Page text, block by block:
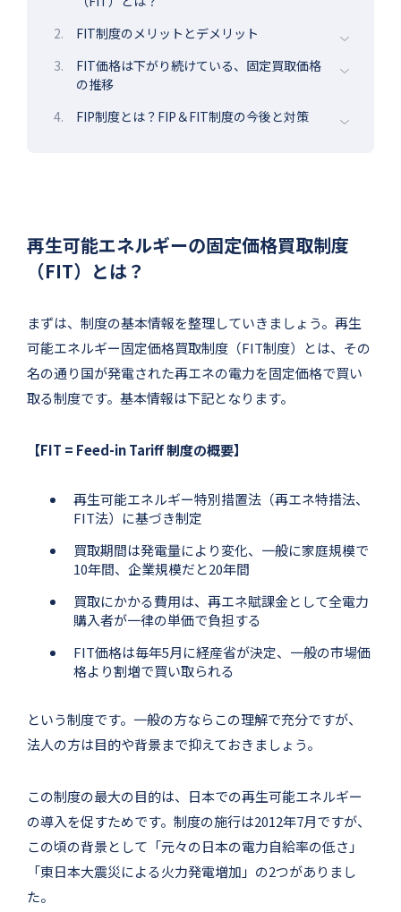
2.
FIT制度のメリットとデメリット
3.
FIT価格は下がり続けている、固定買取価格
の推移
4.
FIP制度とは？FIP＆FIT制度の今後と対策
再生可能エネルギーの固定価格買取制度
（FIT）とは？
まずは、制度の基本情報を整理していきましょう。再生
可能エネルギー固定価格買取制度（FIT制度）とは、その
名の通り国が発電された再エネの電力を固定価格で買い
取る制度です。基本情報は下記となります。
【FIT = Feed-in Tariff 制度の概要】
再生可能エネルギー特別措置法（再エネ特措法、
FIT法）に基づき制定
買取期間は発電量により変化、一般に家庭規模で
10年間、企業規模だと20年間
買取にかかる費用は、再エネ賦課金として全電力
購入者が一律の単価で負担する
FIT価格は毎年5月に経産省が決定、一般の市場価
格より割増で買い取られる
という制度です。一般の方ならこの理解で充分ですが、
法人の方は目的や背景まで抑えておきましょう。
この制度の最大の目的は、日本での再生可能エネルギー
の導入を促すためです。制度の施行は2012年7月ですが、
この頃の背景として「元々の日本の電力自給率の低さ」
「東日本大震災による火力発電増加」の2つがありまし
た。